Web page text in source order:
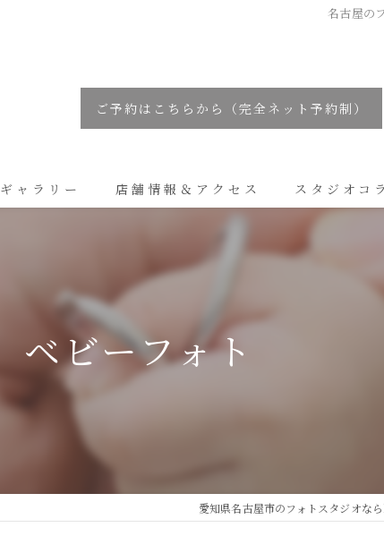
名古屋の
ご予約はこちらから（完全ネット予約制）
ギャラリー 店舗情報＆アクセス スタジオコ
ベビーフォト
愛知県名古屋市のフォトスタジオな